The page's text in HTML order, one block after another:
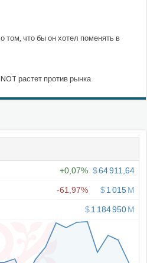
том, что бы он хотел поменять в
растет против рынка